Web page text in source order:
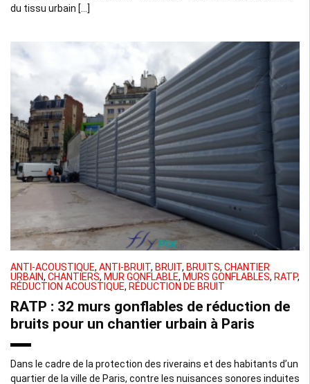
du tissu urbain […]
ANTI-ACOUSTIQUE, ANTI-BRUIT, BRUIT, BRUITS, CHANTIER
URBAIN, CHANTIERS, MUR GONFLABLE, MURS GONFLABLES, RATP,
RÉDUCTION ACOUSTIQUE, RÉDUCTION DE BRUIT
RATP : 32 murs gonflables de réduction de
bruits pour un chantier urbain à Paris
Dans le cadre de la protection des riverains et des habitants d’un
quartier de la ville de Paris, contre les nuisances sonores induites